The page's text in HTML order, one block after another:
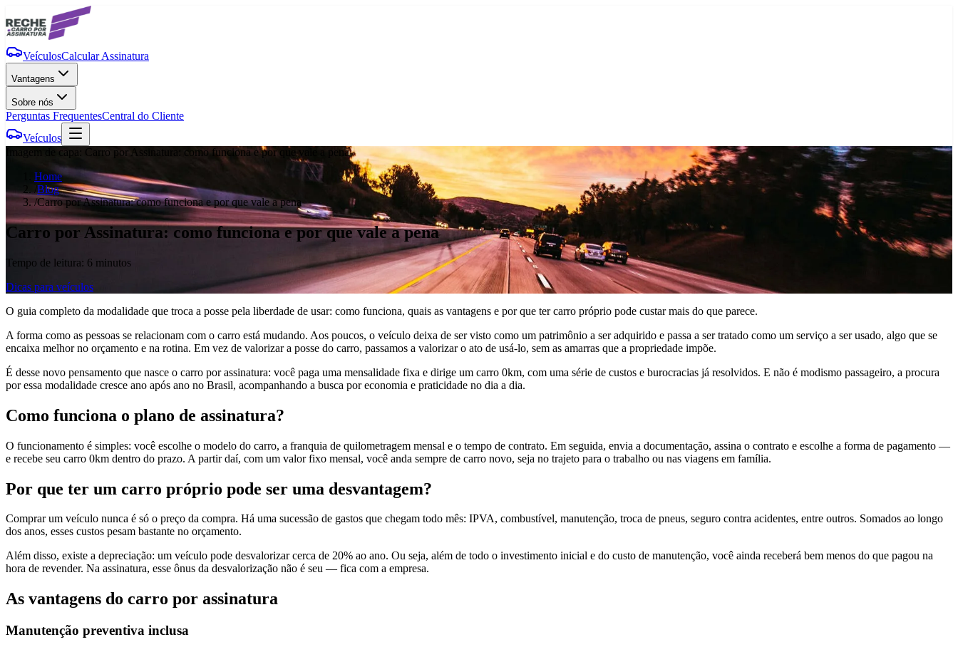
VeículosCalcular Assinatura
Vantagens
Sobre nós
Perguntas FrequentesCentral do Cliente
Veículos
Imagem de capa: Carro por Assinatura: como funciona e por que vale a pena
Home
Blog
/Carro por Assinatura: como funciona e por que vale a pena
Carro por Assinatura: como funciona e por que vale a pena
Tempo de leitura: 6 minutos
Dicas para veículos
O guia completo da modalidade que troca a posse pela liberdade de usar: como funciona, quais as vantagens e por que ter carro próprio pode custar mais do que parece.
A forma como as pessoas se relacionam com o carro está mudando. Aos poucos, o veículo deixa de ser visto como um patrimônio a ser adquirido e passa a ser tratado como um serviço a ser usado, algo que se
encaixa melhor no orçamento e na rotina. Em vez de valorizar a posse do carro, passamos a valorizar o ato de usá-lo, sem as amarras que a propriedade impõe.
É desse novo pensamento que nasce o carro por assinatura: você paga uma mensalidade fixa e dirige um carro 0km, com uma série de custos e burocracias já resolvidos. E não é modismo passageiro, a procura
por essa modalidade cresce ano após ano no Brasil, acompanhando a busca por economia e praticidade no dia a dia.
Como funciona o plano de assinatura?
O funcionamento é simples: você escolhe o modelo do carro, a franquia de quilometragem mensal e o tempo de contrato. Em seguida, envia a documentação, assina o contrato e escolhe a forma de pagamento —
e recebe seu carro 0km dentro do prazo. A partir daí, com um valor fixo mensal, você anda sempre de carro novo, seja no trajeto para o trabalho ou nas viagens em família.
Por que ter um carro próprio pode ser uma desvantagem?
Comprar um veículo nunca é só o preço da compra. Há uma sucessão de gastos que chegam todo mês: IPVA, combustível, manutenção, troca de pneus, seguro contra acidentes, entre outros. Somados ao longo
dos anos, esses custos pesam bastante no orçamento.
Além disso, existe a depreciação: um veículo pode desvalorizar cerca de 20% ao ano. Ou seja, além de todo o investimento inicial e do custo de manutenção, você ainda receberá bem menos do que pagou na
hora de revender. Na assinatura, esse ônus da desvalorização não é seu — fica com a empresa.
As vantagens do carro por assinatura
Manutenção preventiva inclusa